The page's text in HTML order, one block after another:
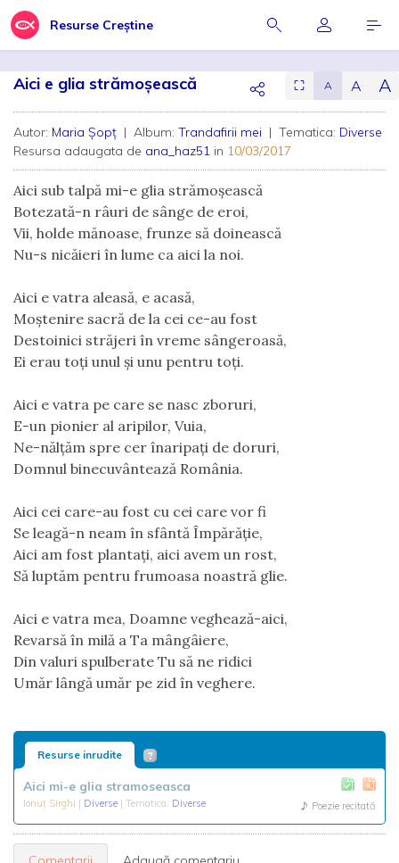
Resurse Creștine
Aici e glia strămoșească ⛶ A A A
Autor: Maria Șopț | Album: Trandafirii mei | Tematica: Diverse
Resursa adaugata de ana_haz51 in 10/03/2017
Aici sub talpă mi-e glia strămoșească
Botezată-n râuri de sânge de eroi,
Vii, holde mănoase, frunze să doinească
Nu-s nicăieri în lume ca aici la noi.
Aici e vatra aleasă, e acasă,
Moștenire sacră de la cei ce-au fost
Destoinici străjeri în vreme sângeroasă,
Ei erau toți unul și unu pentru toți.
Aici e vatra pe care se nasc zboruri,
E-un pionier al aripilor, Vuia,
Ne-nălțăm spre cer înaripați de doruri,
Domnul binecuvântează România.
Aici cei care-au fost cu cei care vor fi
Se leagă-n neam în sfântă Împărăție,
Aici am fost plantați, aici avem un rost,
Să luptăm pentru frumoasa noastră glie.
Aici e vatra mea, Doamne veghează-aici,
Revarsă în milă a Ta mângâiere,
Din valuri spulberate Tu să ne ridici
Umăr lângă umăr pe zid în veghere.
Resurse inrudite
Aici mi-e glia stramoseasca
Ionuț Sirghi | Diverse | Tematica: Diverse Poezie recitată